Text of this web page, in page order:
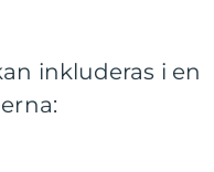
inkluderas i en